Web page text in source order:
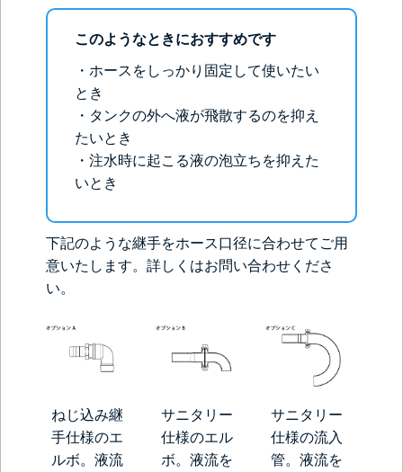
このようなときにおすすめです
・ホースをしっかり固定して使いたい
とき
・タンクの外へ液が飛散するのを抑え
たいとき
・注水時に起こる液の泡立ちを抑えた
いとき
下記のような継手をホース口径に合わせてご用
意いたします。詳しくはお問い合わせくださ
い。
ねじ込み継
手仕様のエ
ルボ。液流
サニタリー
仕様のエル
ボ。液流を
サニタリー
仕様の流入
管。液流を